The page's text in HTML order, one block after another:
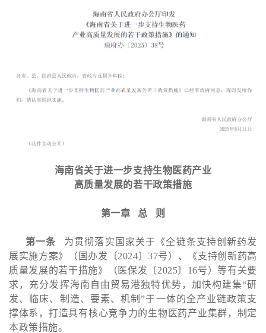
海南省关于进一步支持生物医药产业
高质量发展的若干政策措施
第一章 总 则
第一条 为贯彻落实国家关于《全链条支持创新药发
展实施方案》（国办发〔2024〕37号）、《支持创新药高
质量发展的若干措施》（医保发〔2025〕16号）等有关要
求，充分发挥海南自由贸易港独特优势，加快构建集“研
发、临床、制造、要素、机制”于一体的全产业链政策支
撑体系，打造具有核心竞争力的生物医药产业集群，制定
本政策措施。